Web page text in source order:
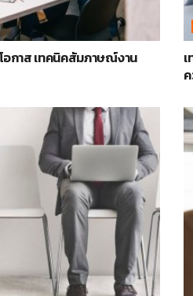
อกาส เทคนิคสัมภาษณ์งาน